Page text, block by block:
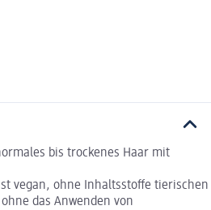
bis trockenes Haar mit
vegan, ohne Inhaltsstoffe tierischen
das Anwenden von